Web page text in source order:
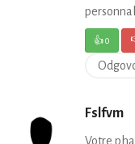
👍0
Fslfvm
Votre